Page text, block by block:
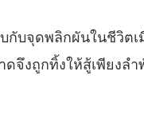
กับจุดพลิกผันในชีวิตเ
งถูกทิ้งให้สู้เพียงลำ